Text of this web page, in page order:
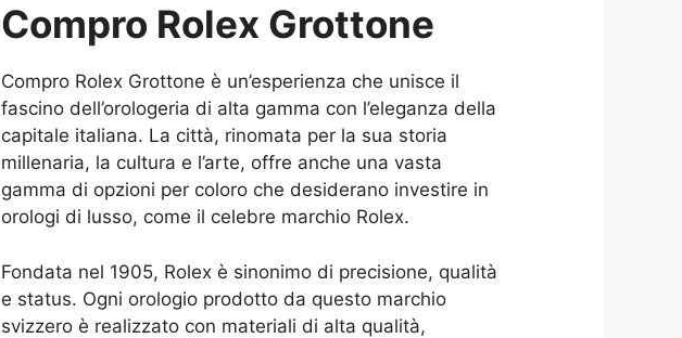
Compro Rolex Grottone
Compro Rolex Grottone è un’esperienza che unisce il
fascino dell’orologeria di alta gamma con l’eleganza della
capitale italiana. La città, rinomata per la sua storia
millenaria, la cultura e l’arte, offre anche una vasta
gamma di opzioni per coloro che desiderano investire in
orologi di lusso, come il celebre marchio Rolex.
Fondata nel 1905, Rolex è sinonimo di precisione, qualità
e status. Ogni orologio prodotto da questo marchio
svizzero è realizzato con materiali di alta qualità,